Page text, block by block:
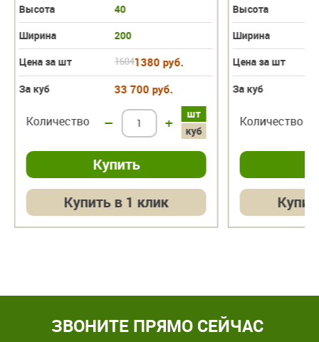
Высота
40
Ширина
200
Цена за шт
16041380 руб.
За куб 33 700 руб.
шт
куб
Количество – +
Купить в 1 клик
Высота
Ширина
Цена за шт
За куб
Количество
ЗВОНИТЕ ПРЯМО СЕЙЧАС